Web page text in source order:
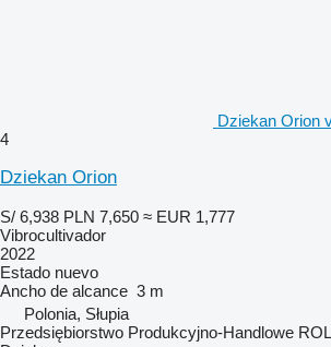
Dziekan Orion
4
Dziekan Orion
S/ 6,938 PLN 7,650 ≈ EUR 1,777
Vibrocultivador
2022
Estado nuevo
Ancho de alcance 3 m
Polonia, Słupia
Przedsiębiorstwo Produkcyjno-Handlowe